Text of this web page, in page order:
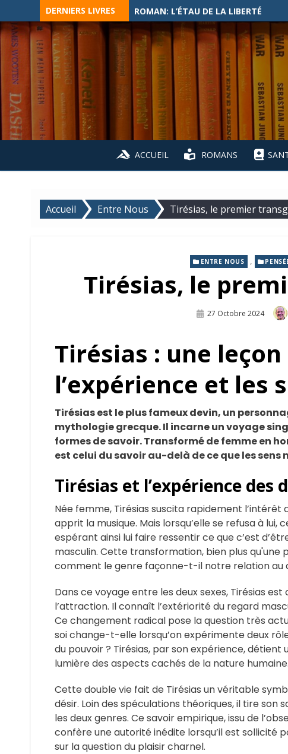
to
content
DERNIERS LIVRES ROMAN: L’ÉTAU DE LA LIBERTÉ
ACCUEIL ROMANS
Accueil Entre Nous Tirésias, le premier
ENTRE NOUS ,
Tirésias, le
Publié
27 Octobre 2024
Tirésias : une
l’expérience et les
Tirésias est le plus fameux devin, un
mythologie grecque. Il incarne un voyage
formes de savoir. Transformé de femme en
est celui du savoir au-delà de ce que les sens
Tirésias et l’expérience des
Née femme, Tirésias suscita rapidement l’intérêt
apprit la musique. Mais lorsqu’elle se refusa à
espérant ainsi lui faire ressentir ce que c’est
masculin. Cette transformation, bien plus qu'une
comment le genre façonne-t-il notre relation au
Dans ce voyage entre les deux sexes, Tirésias
l’attraction. Il connaît l’extériorité du regard
Ce changement radical pose la question très
soi change-t-elle lorsqu’on expérimente deux
du pouvoir ? Tirésias, par son expérience,
lumière des aspects cachés de la nature humaine.
Cette double vie fait de Tirésias un véritable
désir. Loin des spéculations théoriques, il tire son
les deux genres. Ce savoir empirique, issu de
confère une autorité inédite lorsqu’il est sollicité
sur la question du plaisir charnel.